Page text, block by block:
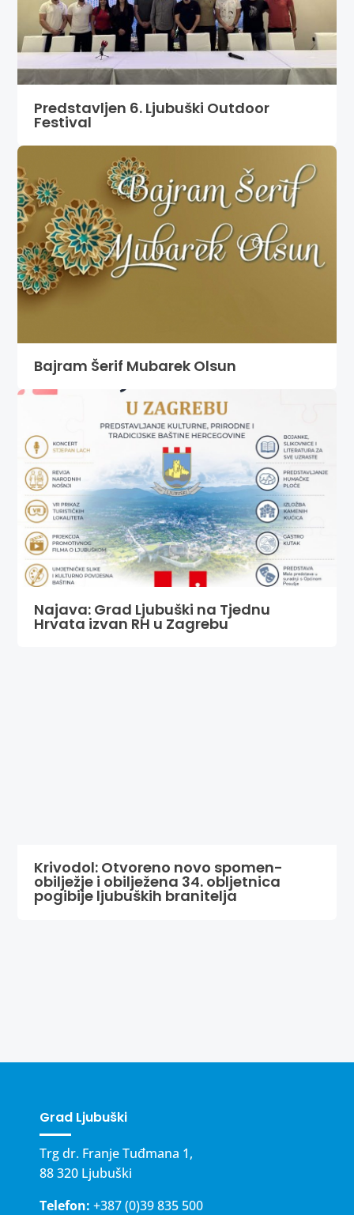
Predstavljen 6. Ljubuški Outdoor
Festival
Bajram Šerif Mubarek Olsun
Najava: Grad Ljubuški na Tjednu
Hrvata izvan RH u Zagrebu
Krivodol: Otvoreno novo spomen-
obilježje i obilježena 34. obljetnica
pogibije ljubuških branitelja
Grad Ljubuški
Trg dr. Franje Tuđmana 1,
88 320 Ljubuški
Telefon: +387 (0)39 835 500